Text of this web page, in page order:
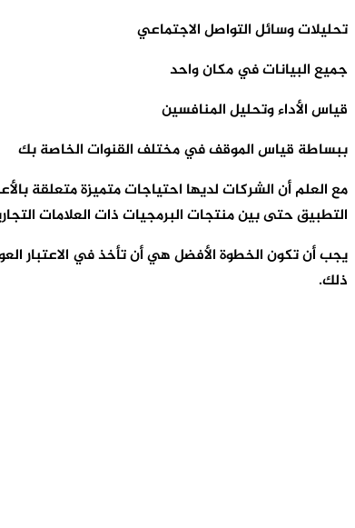
تحليلات وسائل التواصل الاجتماعي
جميع البيانات في مكان واحد
قياس الأداء وتحليل المنافسين
ببساطة قياس الموقف في مختلف القنوات الخاصة بك
مع العلم أن الشركات لديها احتياجات متميزة متعلقة
التطبيق حتى بين منتجات البرمجيات ذات العلامات
يجب أن تكون الخطوة الأفضل هي أن تأخذ في الاعتبار
ذلك.